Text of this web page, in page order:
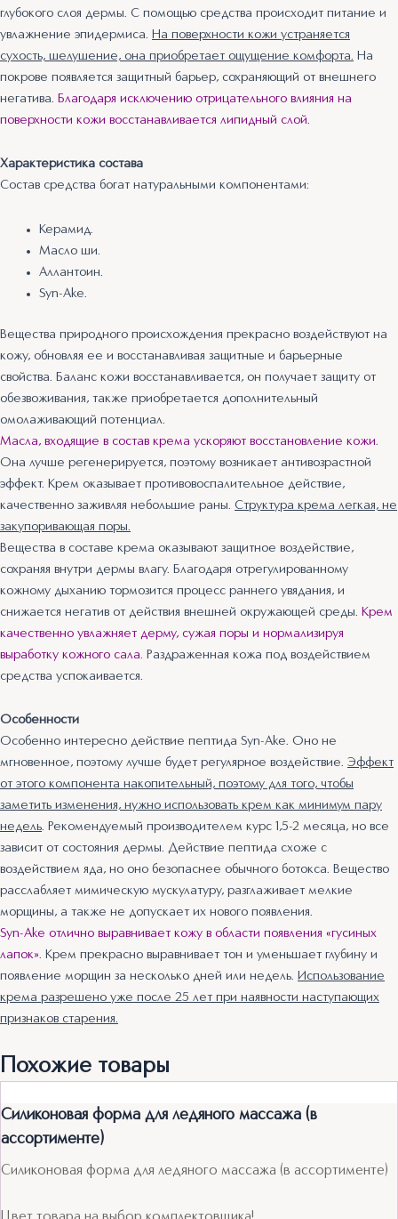
глубокого слоя дермы. С помощью средства происходит питание и
увлажнение эпидермиса.
На поверхности кожи устраняется
сухость, шелушение, она приобретает ощущение комфорта.
На
покрове появляется защитный барьер, сохраняющий от внешнего
негатива.
Благодаря исключению отрицательного влияния на
поверхности кожи восстанавливается липидный слой.
Характеристика состава
Состав средства богат натуральными компонентами:
Керамид.
Масло ши.
Аллантоин.
Syn-Ake.
Вещества природного происхождения прекрасно воздействуют на
кожу, обновляя ее и восстанавливая защитные и барьерные
свойства. Баланс кожи восстанавливается, он получает защиту от
обезвоживания, также приобретается дополнительный
омолаживающий потенциал.
Масла, входящие в состав крема ускоряют восстановление кожи
Она лучше регенерируется, поэтому возникает антивозрастной
эффект. Крем оказывает противовоспалительное действие,
качественно заживляя небольшие раны. Структура крема легкая, не
закупоривающая поры.
Вещества в составе крема оказывают защитное воздействие,
сохраняя внутри дермы влагу. Благодаря отрегулированному
кожному дыханию тормозится процесс раннего увядания, и
снижается негатив от действия внешней окружающей среды.
Крем
качественно увлажняет дерму, сужая поры и нормализируя
выработку кожного сала . Раздраженная кожа под воздействием
средства успокаивается.
Особенности
Особенно интересно действие пептида Syn-Ake. Оно не
мгновенное, поэтому лучше будет регулярное воздействие. Эффект
от этого компонента накопительный, поэтому для того, чтобы
заметить изменения, нужно использовать крем как минимум пару
недель. Рекомендуемый производителем курс 1,5-2 месяца, но все
зависит от состояния дермы. Действие пептида схоже с
воздействием яда, но оно безопаснее обычного ботокса. Вещество
расслабляет мимическую мускулатуру, разглаживает мелкие
морщины, а также не допускает их нового появления.
Syn-Ake отлично выравнивает кожу в области появления «гусиных
лапок». Крем прекрасно выравнивает тон и уменьшает глубину и
появление морщин за несколько дней или недель. Использование
крема разрешено уже после 25 лет при наявности наступающих
признаков старения.
Похожие товары
Силиконовая форма для ледяного массажа (в
ассортименте)
Силиконовая форма для ледяного массажа (в ассортименте)